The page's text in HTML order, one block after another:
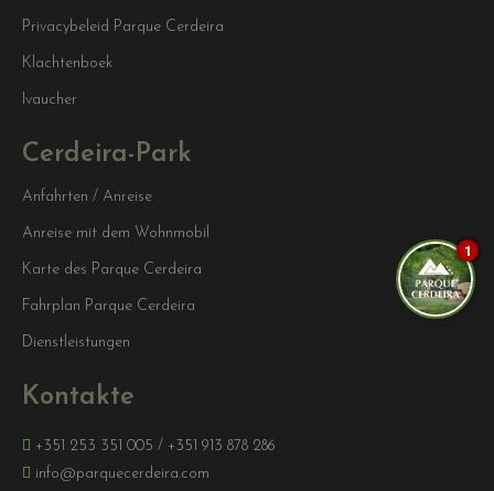
Privacybeleid Parque Cerdeira
Klachtenboek
Ivaucher
Cerdeira-Park
Anfahrten / Anreise
Anreise mit dem Wohnmobil
Karte des Parque Cerdeira
Fahrplan Parque Cerdeira
Dienstleistungen
Kontakte
+351 253 351 005 / +351 913 878 286
info@parquecerdeira.com
1